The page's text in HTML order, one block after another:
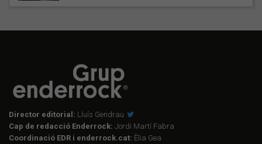
Director editorial: Lluís Gendrau
Cap de redacció Enderrock: Jordi Martí Fabra
Coordinació EDR i enderrock.cat: Èlia Gea